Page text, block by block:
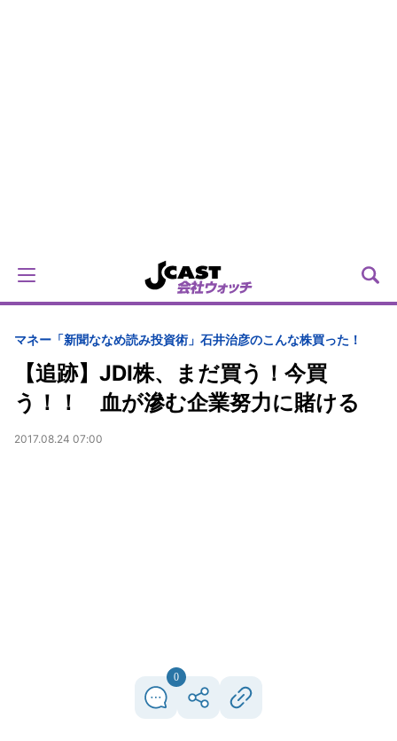
マネー 「新聞ななめ読み投資術」石井治彦のこんな株買った！
【追跡】JDI株、まだ買う！今買
う！！ 血が滲む企業努力に賭ける
2017.08.24 07:00
0